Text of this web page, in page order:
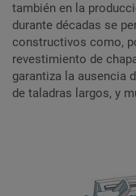
también en la
durante décadas se
constructivos como,
revestimiento de
garantiza la ausencia
de taladras largos, y